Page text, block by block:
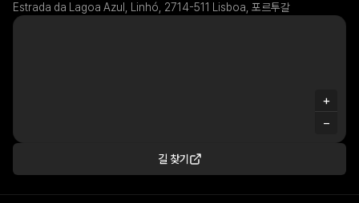
Estrada da Lagoa Azul, Linhó, 2714-511 Lisboa, 포르투갈
+
−
길 찾기